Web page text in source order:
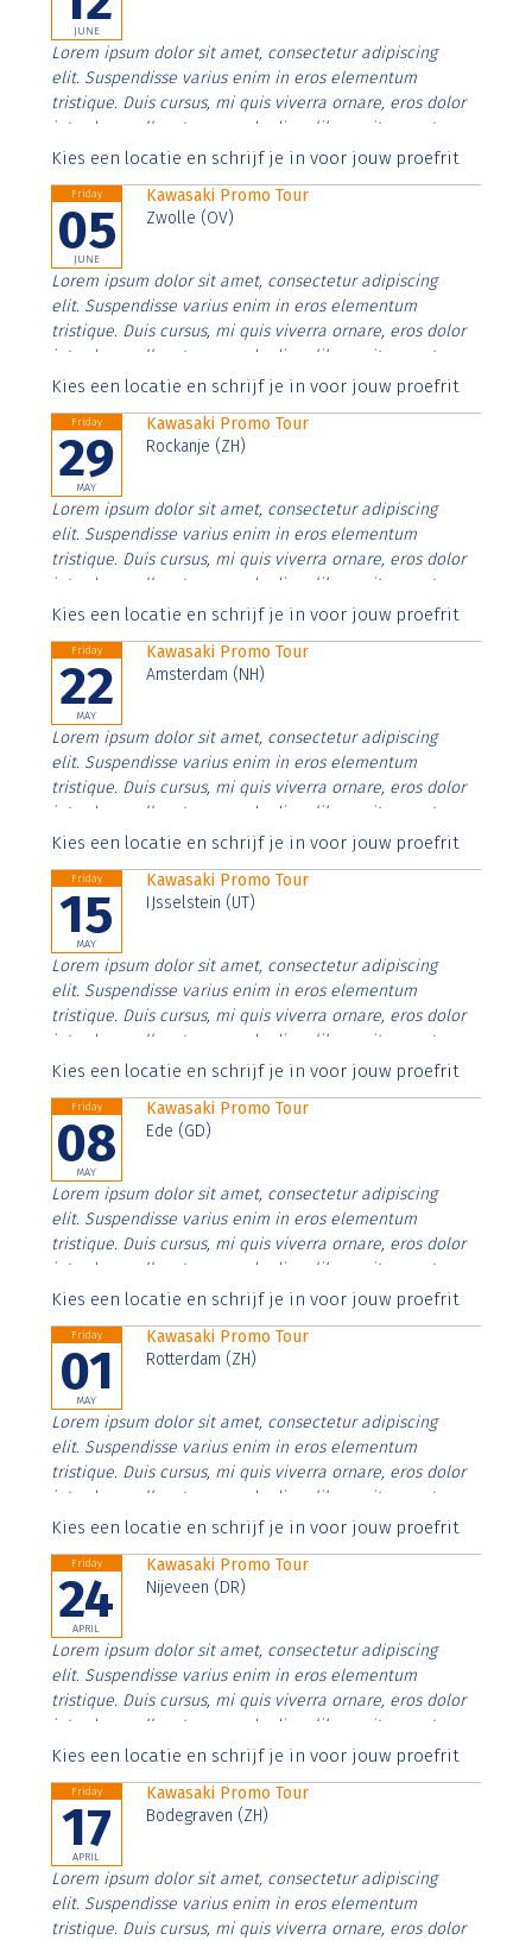
JUNE
Lorem ipsum dolor sit amet, consectetur adipiscing
elit. Suspendisse varius enim in eros elementum
tristique. Duis cursus, mi quis viverra ornare, eros dolor
interdum nulla, ut commodo diam libero vitae erat.
Aenean faucibus nibh et justo cursus id rutrum lorem
Kies een locatie en schrijf je in voor jouw proefrit
Friday
05
JUNE
Kawasaki Promo Tour
Zwolle (OV)
Lorem ipsum dolor sit amet, consectetur adipiscing
elit. Suspendisse varius enim in eros elementum
tristique. Duis cursus, mi quis viverra ornare, eros dolor
interdum nulla, ut commodo diam libero vitae erat.
Aenean faucibus nibh et justo cursus id rutrum lorem
Kies een locatie en schrijf je in voor jouw proefrit
Friday
29
MAY
Kawasaki Promo Tour
Rockanje (ZH)
Lorem ipsum dolor sit amet, consectetur adipiscing
elit. Suspendisse varius enim in eros elementum
tristique. Duis cursus, mi quis viverra ornare, eros dolor
interdum nulla, ut commodo diam libero vitae erat.
Aenean faucibus nibh et justo cursus id rutrum lorem
Kies een locatie en schrijf je in voor jouw proefrit
Friday
22
MAY
Kawasaki Promo Tour
Amsterdam (NH)
Lorem ipsum dolor sit amet, consectetur adipiscing
elit. Suspendisse varius enim in eros elementum
tristique. Duis cursus, mi quis viverra ornare, eros dolor
interdum nulla, ut commodo diam libero vitae erat.
Aenean faucibus nibh et justo cursus id rutrum lorem
Kies een locatie en schrijf je in voor jouw proefrit
Friday
15
MAY
Kawasaki Promo Tour
IJsselstein (UT)
Lorem ipsum dolor sit amet, consectetur adipiscing
elit. Suspendisse varius enim in eros elementum
tristique. Duis cursus, mi quis viverra ornare, eros dolor
interdum nulla, ut commodo diam libero vitae erat.
Aenean faucibus nibh et justo cursus id rutrum lorem
Kies een locatie en schrijf je in voor jouw proefrit
Friday
08
MAY
Kawasaki Promo Tour
Ede (GD)
Lorem ipsum dolor sit amet, consectetur adipiscing
elit. Suspendisse varius enim in eros elementum
tristique. Duis cursus, mi quis viverra ornare, eros dolor
interdum nulla, ut commodo diam libero vitae erat.
Aenean faucibus nibh et justo cursus id rutrum lorem
Kies een locatie en schrijf je in voor jouw proefrit
Friday
01
MAY
Kawasaki Promo Tour
Rotterdam (ZH)
Lorem ipsum dolor sit amet, consectetur adipiscing
elit. Suspendisse varius enim in eros elementum
tristique. Duis cursus, mi quis viverra ornare, eros dolor
interdum nulla, ut commodo diam libero vitae erat.
Aenean faucibus nibh et justo cursus id rutrum lorem
Kies een locatie en schrijf je in voor jouw proefrit
Friday
24
APRIL
Kawasaki Promo Tour
Nijeveen (DR)
Lorem ipsum dolor sit amet, consectetur adipiscing
elit. Suspendisse varius enim in eros elementum
tristique. Duis cursus, mi quis viverra ornare, eros dolor
interdum nulla, ut commodo diam libero vitae erat.
Aenean faucibus nibh et justo cursus id rutrum lorem
Kies een locatie en schrijf je in voor jouw proefrit
Friday
17
APRIL
Kawasaki Promo Tour
Bodegraven (ZH)
Lorem ipsum dolor sit amet, consectetur adipiscing
elit. Suspendisse varius enim in eros elementum
tristique. Duis cursus, mi quis viverra ornare, eros dolor